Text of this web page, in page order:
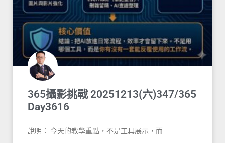
365攝影挑戰 20251213(六)347/365
Day3616
說明： 今天的教學重點，不是工具展示，而